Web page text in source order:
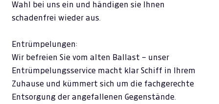
Wahl bei uns ein und händigen sie Ihnen
schadenfrei wieder aus.
Entrümpelungen:
Wir befreien Sie vom alten Ballast – unser
Entrümpelungsservice macht klar Schiff in Ihrem
Zuhause und kümmert sich um die fachgerechte
Entsorgung der angefallenen Gegenstände.